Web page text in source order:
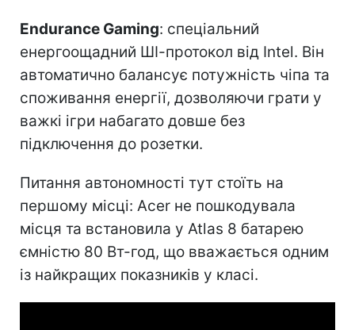
Endurance Gaming: спеціальний
енергоощадний ШІ-протокол від Intel. Він
автоматично балансує потужність чіпа та
споживання енергії, дозволяючи грати у
важкі ігри набагато довше без
підключення до розетки.
Питання автономності тут стоїть на
першому місці: Acer не пошкодувала
місця та встановила у Atlas 8 батарею
ємністю 80 Вт-год, що вважається одним
із найкращих показників у класі.